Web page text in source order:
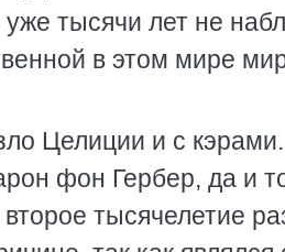
тысячи лет не
в этом мире
Целиции и с
фон Гербер, да и
второе тысячелетие